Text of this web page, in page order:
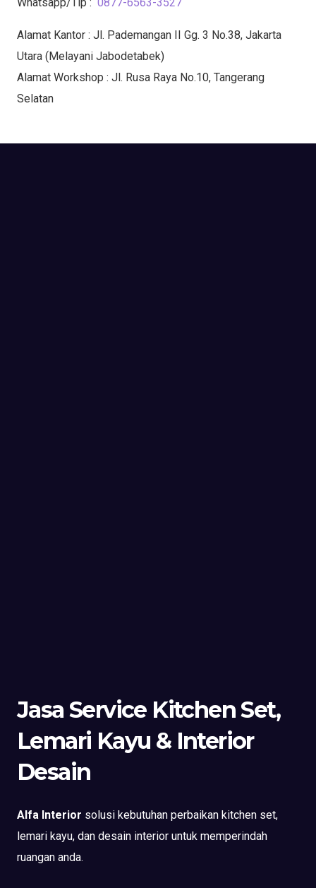
Alamat Kantor : Jl. Pademangan II Gg. 3 No.38, Jakarta
Utara (Melayani Jabodetabek)
Alamat Workshop : Jl. Rusa Raya No.10, Tangerang
Selatan
Jasa Service Kitchen Set,
Lemari Kayu & Interior
Desain
Alfa Interior solusi kebutuhan perbaikan kitchen set,
lemari kayu, dan desain interior untuk memperindah
ruangan anda.